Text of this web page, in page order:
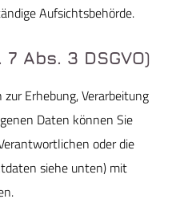
Aufsichtsbehörde.
Abs. 3 DSGVO)
Erhebung, Verarbeitung
Daten können Sie
oder die
siehe unten) mit